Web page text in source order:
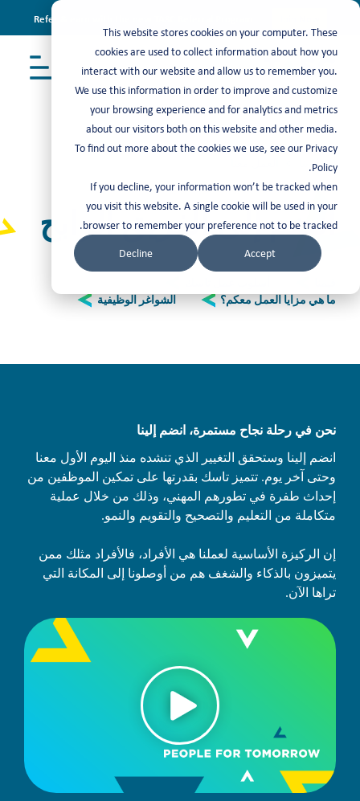
This website stores cookies on your computer. These
cookies are used to collect information about how you
interact with our website and allow us to remember you.
We use this information in order to improve and customize
your browsing experience and for analytics and metrics
about our visitors both on this website and other media.
To find out more about the cookies we use, see our Privacy
Policy.
If you decline, your information won’t be tracked when
you visit this website. A single cookie will be used in your
browser to remember your preference not to be tracked.
Accept
Decline
Refer & earn with the new TASC Referral Program
اتصل بنا
انضم إلى الفريق الرابح
ما هي مزايا العمل معكم؟
الشواغر الوظيفية
نحن في رحلة نجاح مستمرة، انضم إلينا
انضم إلينا وستحقق التغيير الذي تنشده منذ اليوم الأول معنا
وحتى آخر يوم. تتميز تاسك بقدرتها على تمكين الموظفين من
إحداث طفرة في تطورهم المهني، وذلك من خلال عملية
متكاملة من التعليم والتصحيح والتقويم والنمو.
إن الركيزة الأساسية لعملنا هي الأفراد، فالأفراد مثلك ممن
يتميزون بالذكاء والشغف هم من أوصلونا إلى المكانة التي
تراها الآن.